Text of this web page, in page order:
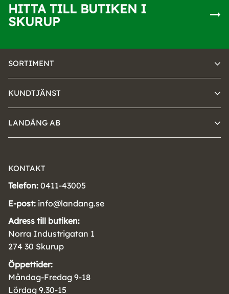
HITTA TILL BUTIKEN I
SKURUP
SORTIMENT
KUNDTJÄNST
LANDÄNG AB
KONTAKT
Telefon: 0411-43005
E-post: info@landang.se
Adress till butiken:
Norra Industrigatan 1
274 30 Skurup
Öppettider:
Måndag-Fredag 9-18
Lördag 9.30-15